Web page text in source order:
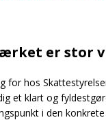
er stor
for hos
et klart og
i den